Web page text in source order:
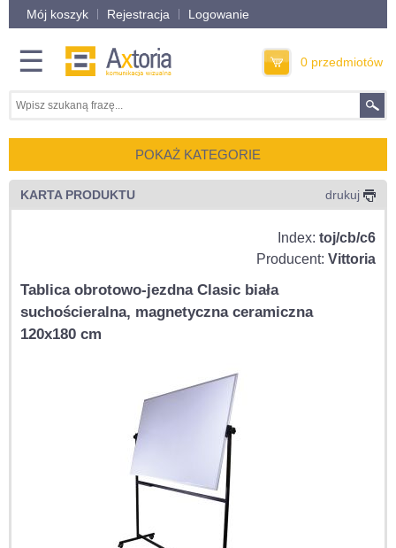
Mój koszyk Rejestracja Logowanie
☰ 0 przedmiotów
POKAŻ KATEGORIE
KARTA PRODUKTU drukuj
Index: toj/cb/c6
Producent: Vittoria
Tablica obrotowo-jezdna Clasic biała
suchościeralna, magnetyczna ceramiczna
120x180 cm